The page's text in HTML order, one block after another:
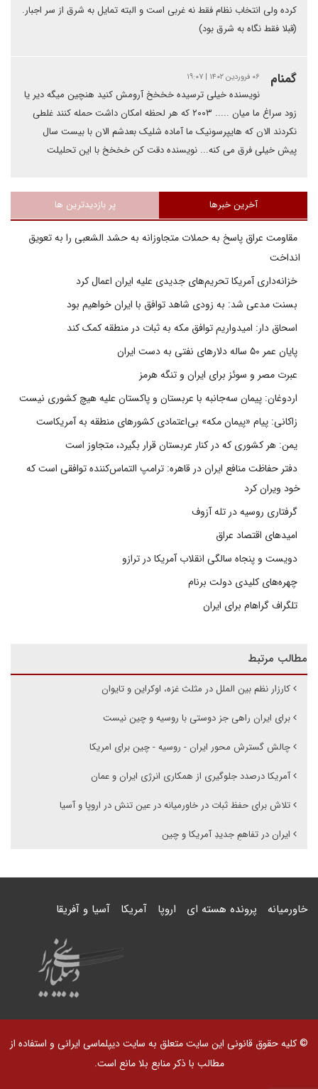
کرده ولی انتخاب نظام فقط نه غربی است و البته تمایل به شرق از سر اجبار.
(قبلا فقط نگاه به شرق بود)
گمنام ۰۶ فروردین ۱۴۰۲ | ۱۹:۰۷
نویسنده خیلی ترسیده خخخخ آرومش کنید هنچین میگه دیر یا
زود سراغ ما میان ..... ۲۰۰۳ که هر لحظه امکان داشت حمله کنند غلطی
نکردند الان که هایپرسونیک ما آماده شلیک بعدشم الان با بیست سال
پیش خیلی فرق می کنه... نویسنده دقت کن خخخخ با این تحلیلت
آخرین خبرها پر بازدیدترین ها
مقاومت عراق پاسخ به حملات متجاوزانه به حشد الشعبی را به تعویق
انداخت
خزانه‌داری آمریکا تحریم‌های جدیدی علیه ایران اعمال کرد
بسنت مدعی شد: به زودی شاهد توافق با ایران خواهیم بود
اسحاق دار: امیدواریم توافق مکه به ثبات در منطقه کمک کند
پایان عمر ۵۰ ساله دلارهای نفتی به دست ایران
عبرت مصر و سوئز برای ایران و تنگه هرمز
اردوغان: پیمان سه‌جانبه با عربستان و پاکستان علیه هیچ کشوری نیست
زاکانی: پیام «پیمان مکه» بی‌اعتمادی کشورهای منطقه به آمریکاست
یمن: هر کشوری که در کنار عربستان قرار بگیرد، متجاوز است
دفتر حفاظت منافع ایران در قاهره: ترامپ التماس‌کننده توافقی است که
خود ویران کرد
گرفتاری روسیه در تله آزوف
امیدهای اقتصاد عراق
دویست و پنجاه سالگی انقلاب آمریکا در ترازو
چهره‌های کلیدی دولت برنام
تلگراف گراهام برای ایران
مطالب مرتبط
کارزار نظم بین الملل در مثلث غزه، اوکراین و تایوان
برای ایران راهی جز دوستی با روسیه و چین نیست
چالش گسترش محور ایران - روسیه - چین برای امریکا
آمریکا درصدد جلوگیری از همکاری انرژی ایران و عمان
تلاش برای حفظ ثبات در خاورمیانه در عین تنش در اروپا و آسیا
ایران در تفاهمِ جدیدِ آمریکا و چین
خاورمیانه پرونده هسته ای اروپا آمریکا آسیا و آفریقا
© کلیه حقوق قانونی این سایت متعلق به سایت دیپلماسی ایرانی و استفاده از
مطالب با ذکر منابع بلا مانع است.